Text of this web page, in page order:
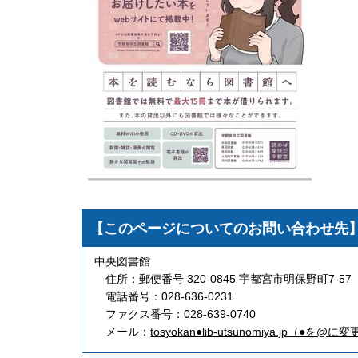
【このページについてのお問い合わせ先】
中央図書館
住所：郵便番号 320-0845 宇都宮市明保野町7-57
電話番号：028-636-0231
ファクス番号：028-639-0740
メール：tosyokan●lib-utsunomiya.jp（●を@に変